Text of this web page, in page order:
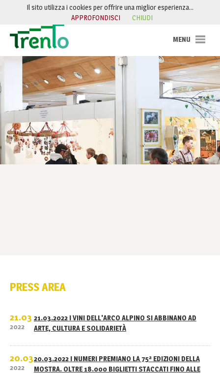
Salta al contenuto
PRESS AREA
21.03
2022
21.03.2022 I VINI DELL'ARCO ALPINO SI ABBINANO AD
ARTE, CULTURA E SOLIDARIETÀ
20.03
2022
20.03.2022 I NUMERI PREMIANO LA 75ª EDIZIONI DELLA
MOSTRA. OLTRE 18.000 BIGLIETTI STACCATI FINO ALLE
Il sito utilizza i cookies per offrire una miglior esperienza…
APPROFONDISCI
CHIUDI